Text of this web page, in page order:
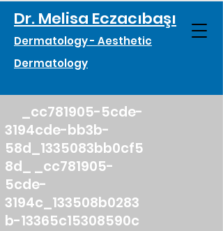
Dr. Melisa Eczacıbaşı
Dermatology - Aesthetic
Dermatology
_cc781905-5cde-
3194cde-bb3b-
58d_1335083bb0cf5
8d_ _cc781905-
5cde-
3194c_133508b0283
b-13365c15308590c